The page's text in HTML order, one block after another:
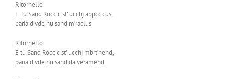
Ritornello
E Tu Sand Rocc c st’ ucchj appcc’cus,
paria d vdè nu sand m’raclus
Ritornello
E tu Sand Rocc c st’ ucchj mbrt’nend,
paria d vde nu sand da veramend.